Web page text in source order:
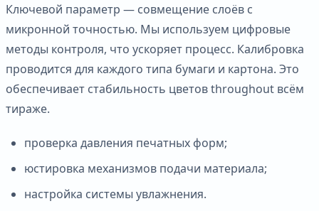
Ключевой параметр — совмещение слоёв с
микронной точностью. Мы используем цифровые
методы контроля, что ускоряет процесс. Калибровка
проводится для каждого типа бумаги и картона. Это
обеспечивает стабильность цветов throughout всём
тираже.
проверка давления печатных форм;
юстировка механизмов подачи материала;
настройка системы увлажнения.